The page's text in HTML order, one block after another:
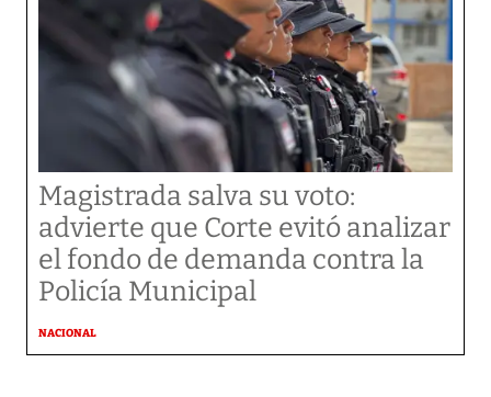
Magistrada salva su voto:
advierte que Corte evitó analizar
el fondo de demanda contra la
Policía Municipal
NACIONAL